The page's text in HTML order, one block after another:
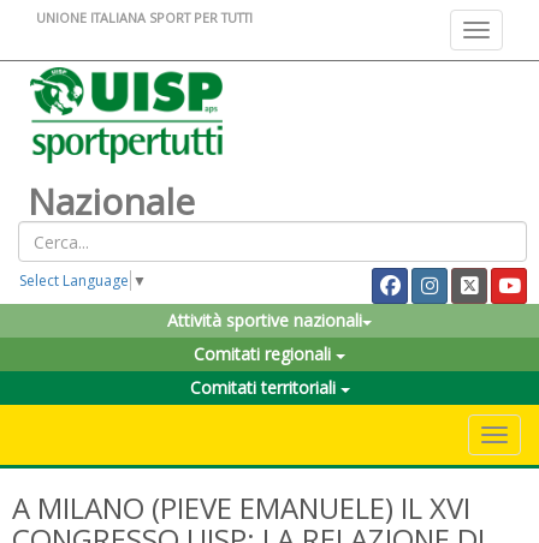
Toggle
UNIONE ITALIANA SPORT PER TUTTI
Nazionale
Select Language ▼
Attività sportive nazionali
Comitati regionali
Comitati territoriali
A MILANO (PIEVE EMANUELE) IL XVI